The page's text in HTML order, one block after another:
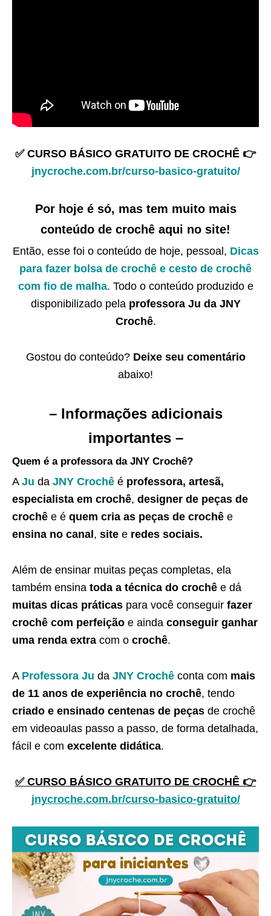
✅ CURSO BÁSICO GRATUITO DE CROCHÊ 👉
jnycroche.com.br/curso-basico-gratuito/
Por hoje é só, mas tem muito mais
conteúdo de crochê aqui no site!
Então, esse foi o conteúdo de hoje, pessoal, Dicas
para fazer bolsa de crochê e cesto de crochê
com fio de malha. Todo o conteúdo produzido e
disponibilizado pela professora Ju da JNY
Crochê.
Gostou do conteúdo? Deixe seu comentário
abaixo!
– Informações adicionais
importantes –
Quem é a professora da JNY Crochê?
A Ju da JNY Crochê é professora, artesã,
especialista em crochê, designer de peças de
crochê e é quem cria as peças de crochê e
ensina no canal, site e redes sociais.
Além de ensinar muitas peças completas, ela
também ensina toda a técnica do crochê e dá
muitas dicas práticas para você conseguir fazer
crochê com perfeição e ainda conseguir ganhar
uma renda extra com o crochê.
A Professora Ju da JNY Crochê conta com mais
de 11 anos de experiência no crochê, tendo
criado e ensinado centenas de peças de crochê
em videoaulas passo a passo, de forma detalhada,
fácil e com excelente didática.
✅ CURSO BÁSICO GRATUITO DE CROCHÊ 👉
jnycroche.com.br/curso-basico-gratuito/